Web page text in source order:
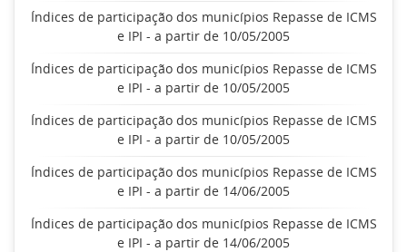
Índices de participação dos municípios Repasse de ICMS
e IPI - a partir de 10/05/2005
Índices de participação dos municípios Repasse de ICMS
e IPI - a partir de 10/05/2005
Índices de participação dos municípios Repasse de ICMS
e IPI - a partir de 10/05/2005
Índices de participação dos municípios Repasse de ICMS
e IPI - a partir de 14/06/2005
Índices de participação dos municípios Repasse de ICMS
e IPI - a partir de 14/06/2005